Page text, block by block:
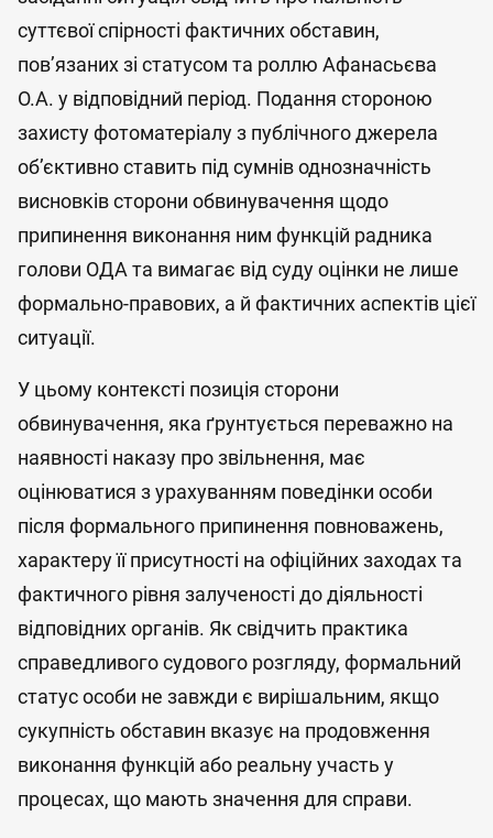
суттєвої спірності фактичних обставин,
пов’язаних зі статусом та роллю Афанасьєва
О.А. у відповідний період. Подання стороною
захисту фотоматеріалу з публічного джерела
об’єктивно ставить під сумнів однозначність
висновків сторони обвинувачення щодо
припинення виконання ним функцій радника
голови ОДА та вимагає від суду оцінки не лише
формально-правових, а й фактичних аспектів цієї
ситуації.
У цьому контексті позиція сторони
обвинувачення, яка ґрунтується переважно на
наявності наказу про звільнення, має
оцінюватися з урахуванням поведінки особи
після формального припинення повноважень,
характеру її присутності на офіційних заходах та
фактичного рівня залученості до діяльності
відповідних органів. Як свідчить практика
справедливого судового розгляду, формальний
статус особи не завжди є вирішальним, якщо
сукупність обставин вказує на продовження
виконання функцій або реальну участь у
процесах, що мають значення для справи.